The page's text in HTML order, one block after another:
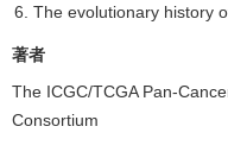
The evolutionary history
著者
The ICGC/TCGA Pan-
Consortium